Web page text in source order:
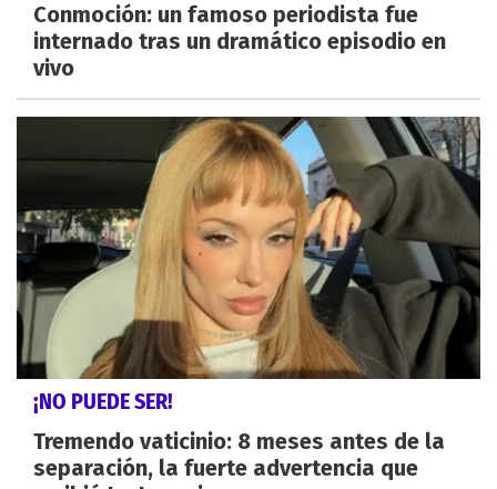
Conmoción: un famoso periodista fue
internado tras un dramático episodio en
vivo
¡NO PUEDE SER!
Tremendo vaticinio: 8 meses antes de la
separación, la fuerte advertencia que